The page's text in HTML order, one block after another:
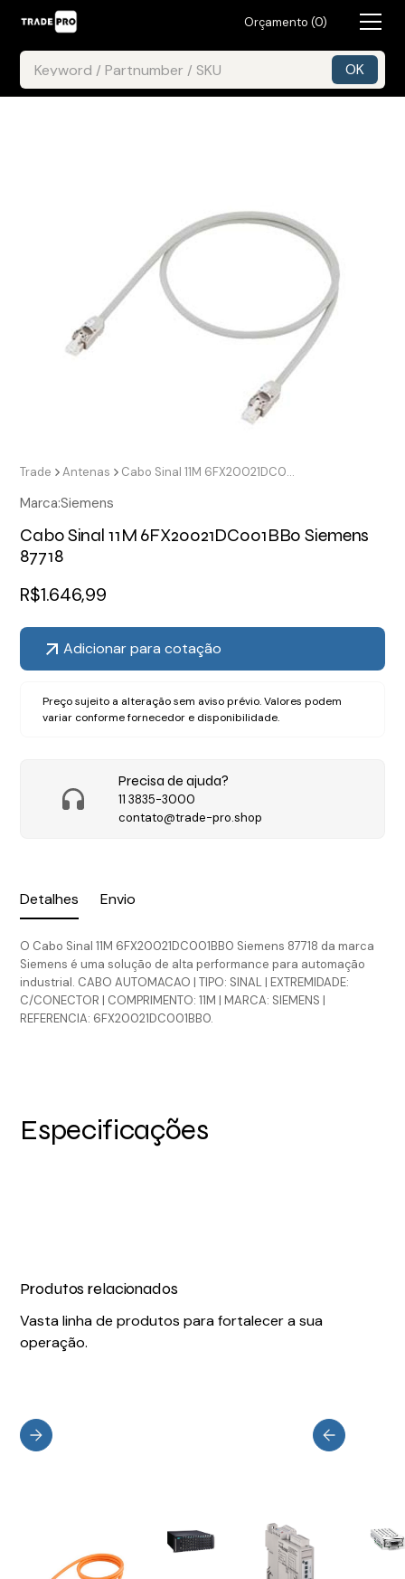
Orçamento (0)
Detalhes Envio
O Cabo Sinal 11M 6FX20021DC001BB0 Siemens 87718 da marca
Siemens é uma solução de alta performance para automação
industrial. CABO AUTOMACAO | TIPO: SINAL | EXTREMIDADE:
C/CONECTOR | COMPRIMENTO: 11M | MARCA: SIEMENS |
REFERENCIA: 6FX20021DC001BB0.
Trade Antenas Cabo Sinal 11M 6FX20021DC001BB0 Siemens 87718
Marca:Siemens
Cabo Sinal 11M 6FX20021DC001BB0 Siemens
87718
R$1.646,99
Adicionar para cotação
Preço sujeito a alteração sem aviso prévio. Valores podem
variar conforme fornecedor e disponibilidade.
Precisa de ajuda?
11 3835-3000
contato@trade-pro.shop
Especificações
Produtos relacionados
Vasta linha de produtos para fortalecer a sua
operação.